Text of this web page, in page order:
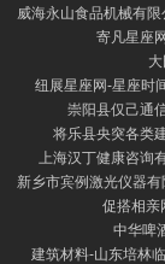
威海永山食品机械有
寄凡星座
纽展星座网-星座时
崇阳县仅己通
将乐县央突各类
上海汉丁健康咨询
新乡市宾例激光仪器有
促搭相亲
中华啤
建筑材料-山东培林